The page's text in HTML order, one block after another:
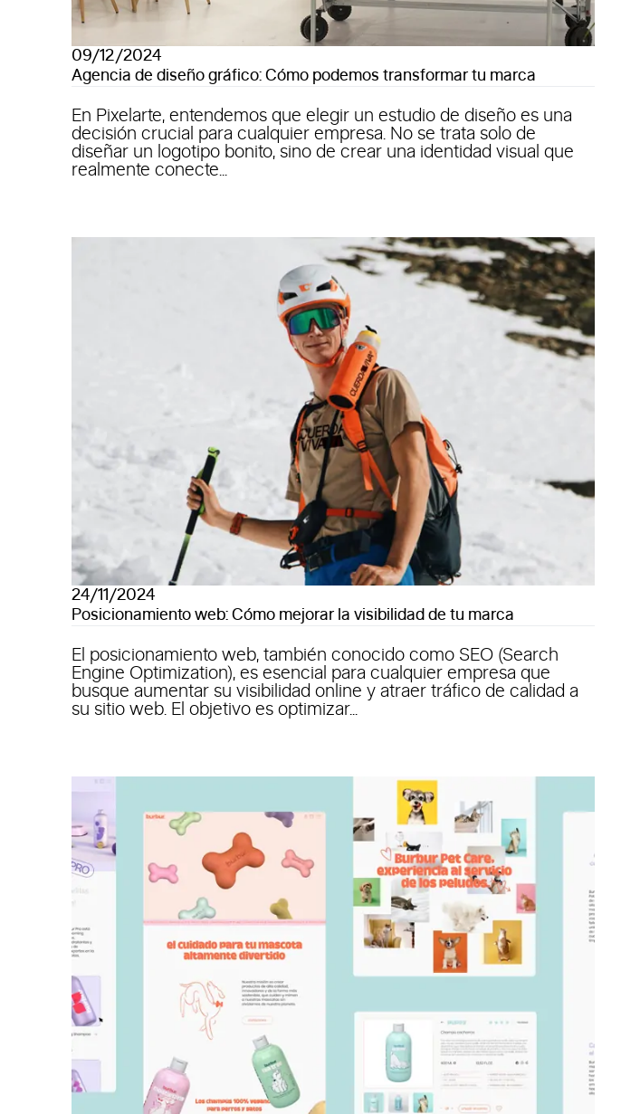
09/12/2024
Agencia de diseño gráfico: Cómo podemos transformar tu marca
En Pixelarte, entendemos que elegir un estudio de diseño es una
decisión crucial para cualquier empresa. No se trata solo de
diseñar un logotipo bonito, sino de crear una identidad visual que
realmente conecte...
24/11/2024
Posicionamiento web: Cómo mejorar la visibilidad de tu marca
El posicionamiento web, también conocido como SEO (Search
Engine Optimization), es esencial para cualquier empresa que
busque aumentar su visibilidad online y atraer tráfico de calidad a
su sitio web. El objetivo es optimizar...